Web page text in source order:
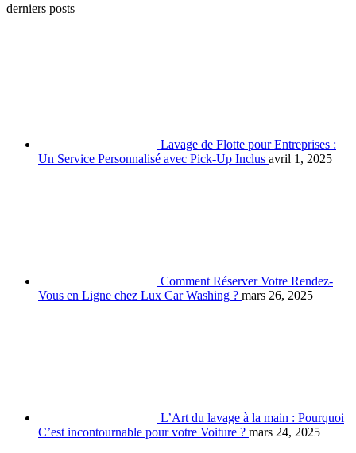
derniers posts
Lavage de Flotte pour Entreprises :
Un Service Personnalisé avec Pick-Up Inclus avril 1, 2025
Comment Réserver Votre Rendez-
Vous en Ligne chez Lux Car Washing ? mars 26, 2025
L’Art du lavage à la main : Pourquoi
C’est incontournable pour votre Voiture ? mars 24, 2025